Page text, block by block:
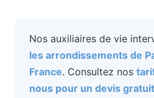
Nos auxiliaires de vie
les arrondissements de
France. Consultez nos
nous pour un devis